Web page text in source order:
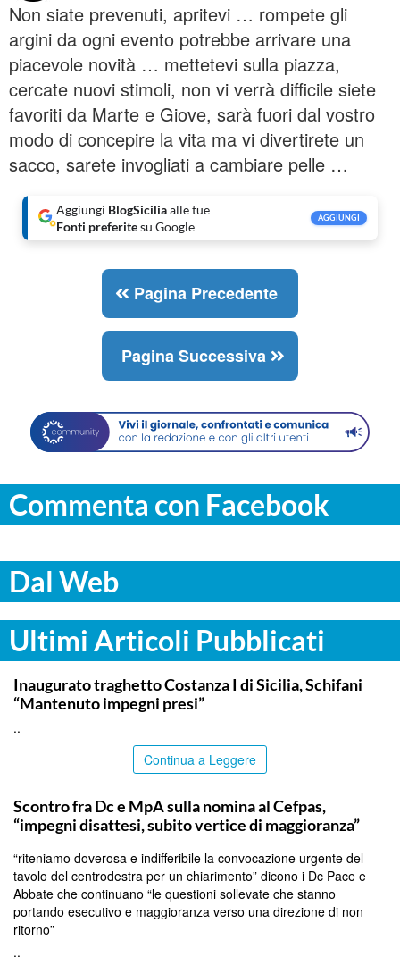
Non siate prevenuti, apritevi … rompete gli
argini da ogni evento potrebbe arrivare una
piacevole novità … mettetevi sulla piazza,
cercate nuovi stimoli, non vi verrà difficile siete
favoriti da Marte e Giove, sarà fuori dal vostro
modo di concepire la vita ma vi divertirete un
sacco, sarete invogliati a cambiare pelle …
Aggiungi BlogSiciliaalle tue
Fonti preferitesu Google
AGGIUNGI
Pagina Precedente
Pagina Successiva
Commenta con Facebook
Dal Web
Ultimi Articoli Pubblicati
ITALPRESS
Inaugurato traghetto Costanza I di Sicilia, Schifani
“Mantenuto impegni presi”
..
Continua a Leggere
Scontro fra Dc e MpA sulla nomina al Cefpas,
“impegni disattesi, subito vertice di maggioranza”
“riteniamo doverosa e indifferibile la convocazione urgente del
tavolo del centrodestra per un chiarimento” dicono i Dc Pace e
Abbate che continuano “le questioni sollevate che stanno
portando esecutivo e maggioranza verso una direzione di non
ritorno”
..